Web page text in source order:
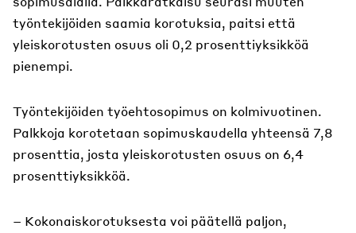
työntekijöiden saamia korotuksia, paitsi että
yleiskorotusten osuus oli 0,2 prosenttiyksikköä
pienempi.
Työntekijöiden työehtosopimus on kolmivuotinen.
Palkkoja korotetaan sopimuskaudella yhteensä 7,8
prosenttia, josta yleiskorotusten osuus on 6,4
prosenttiyksikköä.
– Kokonaiskorotuksesta voi päätellä paljon,